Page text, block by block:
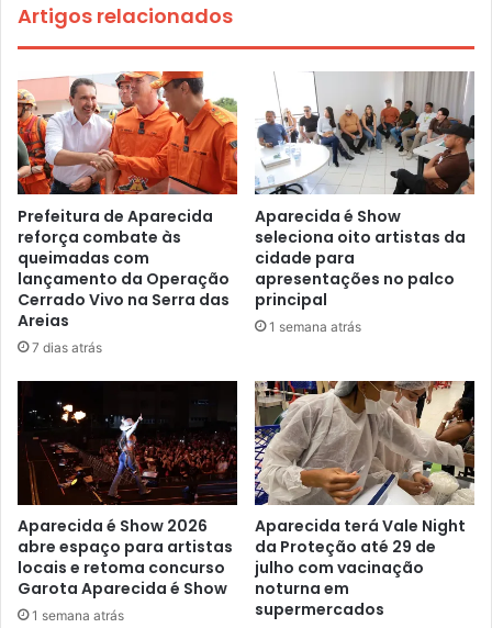
Artigos relacionados
Prefeitura de Aparecida
reforça combate às
queimadas com
lançamento da Operação
Cerrado Vivo na Serra das
Areias
7 dias atrás
Aparecida é Show
seleciona oito artistas da
cidade para
apresentações no palco
principal
1 semana atrás
Aparecida é Show 2026
abre espaço para artistas
locais e retoma concurso
Garota Aparecida é Show
1 semana atrás
Aparecida terá Vale Night
da Proteção até 29 de
julho com vacinação
noturna em
supermercados